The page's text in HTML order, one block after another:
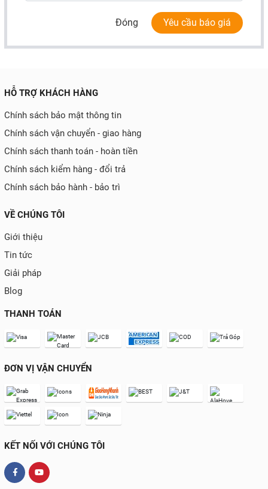
Đóng Yêu cầu báo giá
HỖ TRỢ KHÁCH HÀNG
Chính sách bảo mật thông tin
Chính sách vận chuyển - giao hàng
Chính sách thanh toán - hoàn tiền
Chính sách kiểm hàng - đổi trả
Chính sách bảo hành - bảo trì
VỀ CHÚNG TÔI
Giới thiệu
Tin tức
Giải pháp
Blog
THANH TOÁN
ĐƠN VỊ VẬN CHUYỂN
KẾT NỐI VỚI CHÚNG TÔI